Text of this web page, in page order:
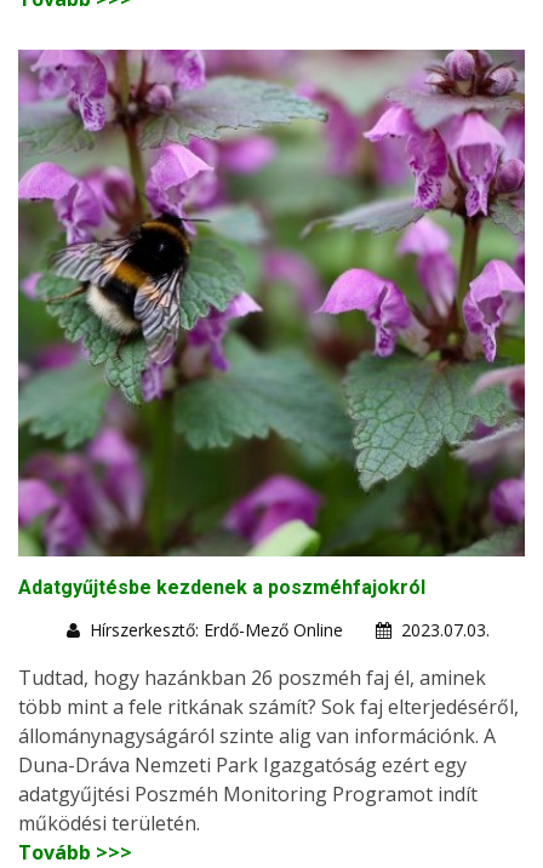
Adatgyűjtésbe kezdenek a poszméhfajokról
Hírszerkesztő: Erdő-Mező Online
2023.07.03.
Tudtad, hogy hazánkban 26 poszméh faj él, aminek
több mint a fele ritkának számít? Sok faj elterjedéséről,
állománynagyságáról szinte alig van információnk. A
Duna-Dráva Nemzeti Park Igazgatóság ezért egy
adatgyűjtési Poszméh Monitoring Programot indít
működési területén.
Tovább >>>